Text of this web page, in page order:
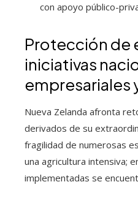
con apoyo público-
Protección de
iniciativas
empresariales
Nueva Zelanda afronta
derivados de su
fragilidad de numerosas
una agricultura intensiva;
implementadas se